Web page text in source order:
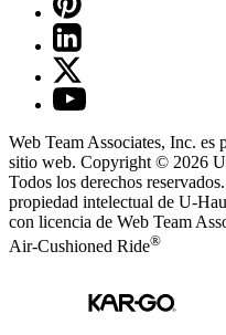
Web Team Associates, Inc. es
sitio web. Copyright © 2026
Todos los derechos reservados.
propiedad intelectual de U-
con licencia de Web Team
Air-Cushioned Ride®